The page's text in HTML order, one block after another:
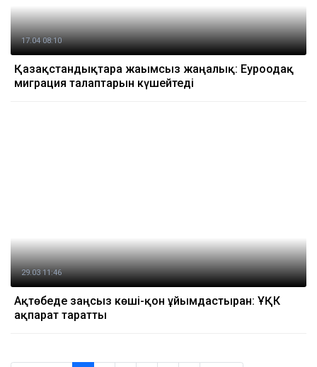
17.04 08:10
Қазақстандықтарға жағымсыз жаңалық: Еуроодақ
миграция талаптарын күшейтеді
29.03 11:46
Ақтөбеде заңсыз көші-қон ұйымдастырған: ҰҚК
ақпарат таратты